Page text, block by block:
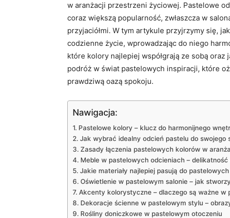
w aranżacji przestrzeni życiowej. Pastelowe
coraz większą popularność, zwłaszcza w
przyjaciółmi. W tym artykule przyjrzymy się,
codzienne życie, wprowadzając do niego
które kolory najlepiej współgrają ze sobą
podróż w świat pastelowych inspiracji, które
prawdziwą oazą spokoju.
Nawigacja:
Pastelowe kolory – klucz do harmonijnego
Jak wybrać idealny odcień pastelu do swojego
Zasady łączenia pastelowych kolorów w
Meble w pastelowych odcieniach – delikatność
Jakie materiały najlepiej pasują do
Oświetlenie w pastelowym salonie – jak
Akcenty kolorystyczne – dlaczego są ważne w
Dekoracje ścienne w pastelowym stylu –
Rośliny doniczkowe w pastelowym otoczeniu